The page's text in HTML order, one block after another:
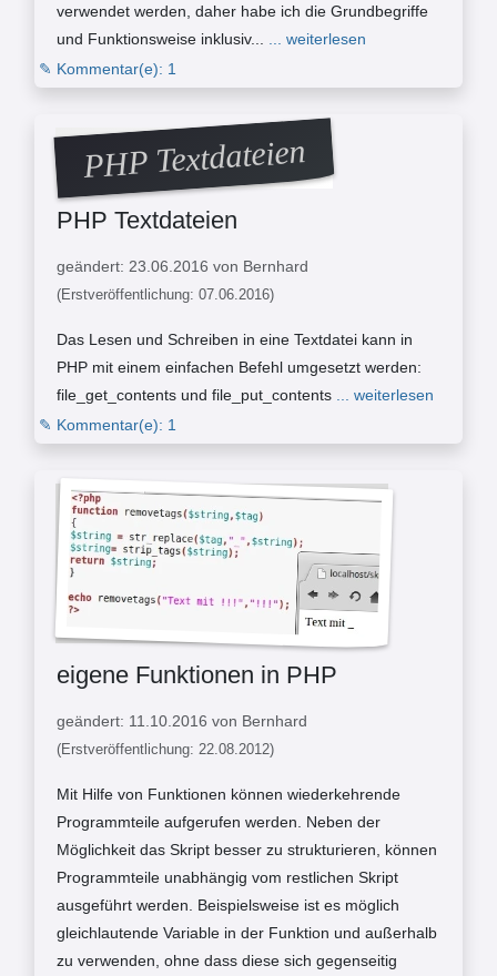
verwendet werden, daher habe ich die Grundbegriffe
und Funktionsweise inklusiv...
... weiterlesen
✎ Kommentar(e): 1
PHP Textdateien
PHP Textdateien
geändert: 23.06.2016 von Bernhard
(Erstveröffentlichung: 07.06.2016)
Das Lesen und Schreiben in eine Textdatei kann in
PHP mit einem einfachen Befehl umgesetzt werden:
file_get_contents und file_put_contents
... weiterlesen
✎ Kommentar(e): 1
eigene Funktionen in PHP
geändert: 11.10.2016 von Bernhard
(Erstveröffentlichung: 22.08.2012)
Mit Hilfe von Funktionen können wiederkehrende
Programmteile aufgerufen werden. Neben der
Möglichkeit das Skript besser zu strukturieren, können
Programmteile unabhängig vom restlichen Skript
ausgeführt werden. Beispielsweise ist es möglich
gleichlautende Variable in der Funktion und außerhalb
zu verwenden, ohne dass diese sich gegenseitig